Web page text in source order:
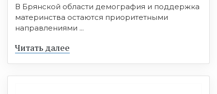
В Брянской области демография и поддержка
материнства остаются приоритетными
направлениями ...
Читать далее